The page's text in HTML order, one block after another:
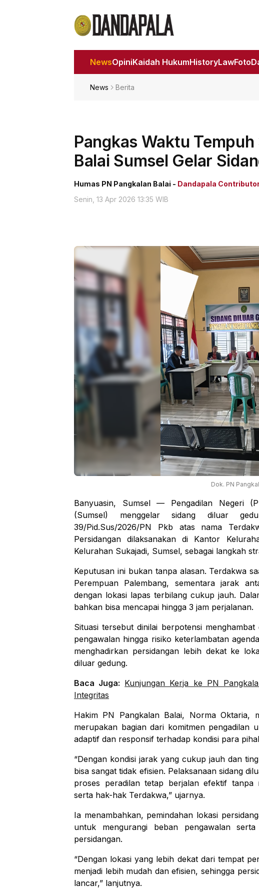
NewsOpiniKaidah HukumHistoryLawFoto
News Berita
Pangkas Waktu
Balai Sumsel Gelar
Humas PN Pangkalan Balai - Dandapala
Senin, 13 Apr 2026 13:35 WIB
Dok. PN
Banyuasin, Sumsel — Pengadilan Negeri
(Sumsel) menggelar sidang diluar
39/Pid.Sus/2026/PN Pkb atas nama
Persidangan dilaksanakan di Kantor
Kelurahan Sukajadi, Sumsel, sebagai langkah
Keputusan ini bukan tanpa alasan. Terdakwa
Perempuan Palembang, sementara jarak
dengan lokasi lapas terbilang cukup jauh.
bahkan bisa mencapai hingga 3 jam perjalanan.
Situasi tersebut dinilai berpotensi
pengawalan hingga risiko keterlambatan
menghadirkan persidangan lebih dekat ke
diluar gedung.
Baca Juga: Kunjungan Kerja ke PN
Integritas
Hakim PN Pangkalan Balai, Norma Oktaria,
merupakan bagian dari komitmen pengadilan
adaptif dan responsif terhadap kondisi para
“Dengan kondisi jarak yang cukup jauh dan
bisa sangat tidak efisien. Pelaksanaan sidang
proses peradilan tetap berjalan efektif tanpa
serta hak-hak Terdakwa,” ujarnya.
Ia menambahkan, pemindahan lokasi
untuk mengurangi beban pengawalan
persidangan.
“Dengan lokasi yang lebih dekat dari tempat
menjadi lebih mudah dan efisien, sehingga
lancar,” lanjutnya.